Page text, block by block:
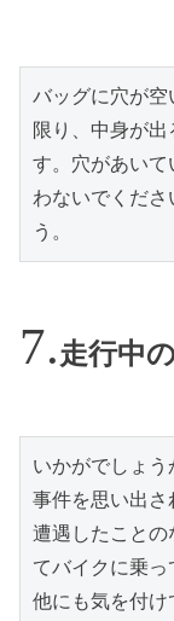
バッグに穴が
限り、中身が
す。穴があい
わないでくだ
う。
走行中
いかがでしょ
事件を思い出さ
遭遇したこと
てバイクに乗っ
他にも気を付け